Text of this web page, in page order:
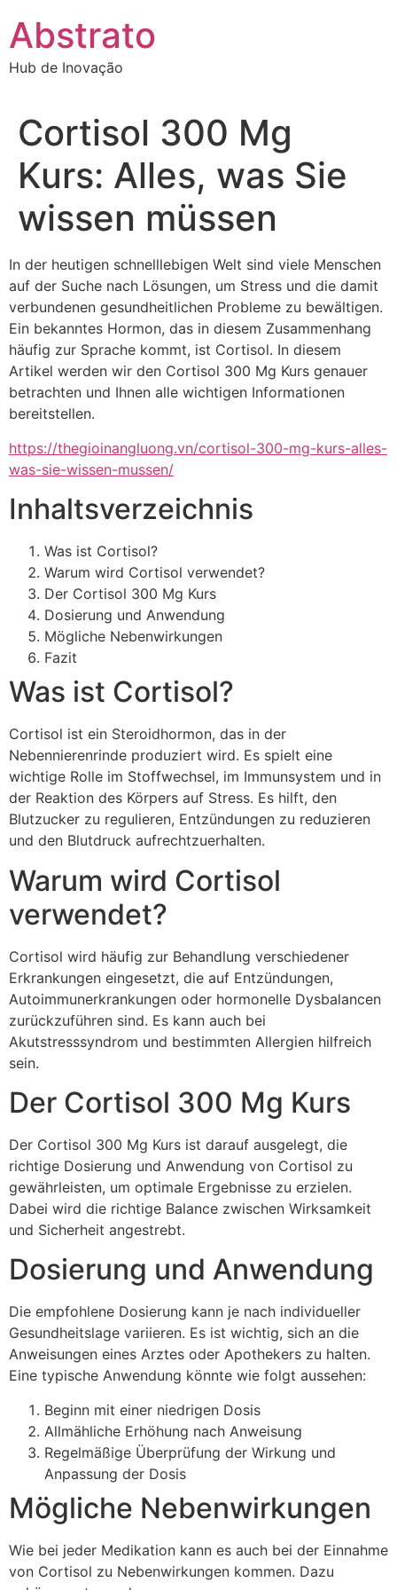
para
conteúdo
Abstrato
Hub de Inovação
Cortisol 300 Mg
Kurs: Alles, was Sie
wissen müssen
In der heutigen schnelllebigen Welt sind viele Menschen
auf der Suche nach Lösungen, um Stress und die damit
verbundenen gesundheitlichen Probleme zu bewältigen.
Ein bekanntes Hormon, das in diesem Zusammenhang
häufig zur Sprache kommt, ist Cortisol. In diesem
Artikel werden wir den Cortisol 300 Mg Kurs genauer
betrachten und Ihnen alle wichtigen Informationen
bereitstellen.
https://thegioinangluong.vn/cortisol-300-mg-kurs-alles-
was-sie-wissen-mussen/
Inhaltsverzeichnis
Was ist Cortisol?
Warum wird Cortisol verwendet?
Der Cortisol 300 Mg Kurs
Dosierung und Anwendung
Mögliche Nebenwirkungen
Fazit
Was ist Cortisol?
Cortisol ist ein Steroidhormon, das in der
Nebennierenrinde produziert wird. Es spielt eine
wichtige Rolle im Stoffwechsel, im Immunsystem und in
der Reaktion des Körpers auf Stress. Es hilft, den
Blutzucker zu regulieren, Entzündungen zu reduzieren
und den Blutdruck aufrechtzuerhalten.
Warum wird Cortisol
verwendet?
Cortisol wird häufig zur Behandlung verschiedener
Erkrankungen eingesetzt, die auf Entzündungen,
Autoimmunerkrankungen oder hormonelle Dysbalancen
zurückzuführen sind. Es kann auch bei
Akutstresssyndrom und bestimmten Allergien hilfreich
sein.
Der Cortisol 300 Mg Kurs
Der Cortisol 300 Mg Kurs ist darauf ausgelegt, die
richtige Dosierung und Anwendung von Cortisol zu
gewährleisten, um optimale Ergebnisse zu erzielen.
Dabei wird die richtige Balance zwischen Wirksamkeit
und Sicherheit angestrebt.
Dosierung und Anwendung
Die empfohlene Dosierung kann je nach individueller
Gesundheitslage variieren. Es ist wichtig, sich an die
Anweisungen eines Arztes oder Apothekers zu halten.
Eine typische Anwendung könnte wie folgt aussehen:
Beginn mit einer niedrigen Dosis
Allmähliche Erhöhung nach Anweisung
Regelmäßige Überprüfung der Wirkung und
Anpassung der Dosis
Mögliche Nebenwirkungen
Wie bei jeder Medikation kann es auch bei der Einnahme
von Cortisol zu Nebenwirkungen kommen. Dazu